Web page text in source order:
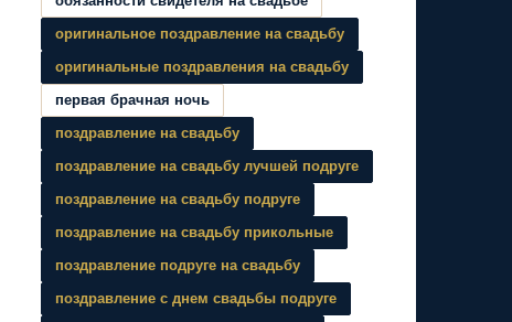
оригинальное поздравление на свадьбу
оригинальные поздравления на свадьбу
первая брачная ночь
поздравление на свадьбу
поздравление на свадьбу лучшей подруге
поздравление на свадьбу подруге
поздравление на свадьбу прикольные
поздравление подруге на свадьбу
поздравление с днем свадьбы подруге